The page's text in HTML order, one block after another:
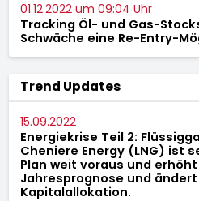
01.12.2022 um 09:04 Uhr
Tracking Öl- und Gas-
Schwäche eine Re-Entry-
Trend Updates
15.09.2022
Energiekrise Teil 2:
Cheniere Energy (LNG) ist
Plan weit voraus und
Jahresprognose und
Kapitalallokation.